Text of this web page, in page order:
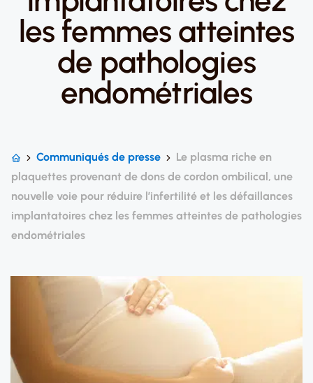
les femmes atteintes
de pathologies
endométriales
Communiqués de presse
Le plasma riche en
plaquettes provenant de dons de cordon ombilical, une
nouvelle voie pour réduire l’infertilité et les défaillances
implantatoires chez les femmes atteintes de pathologies
endométriales